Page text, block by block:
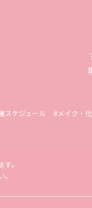
スケジュール #メイク・
。